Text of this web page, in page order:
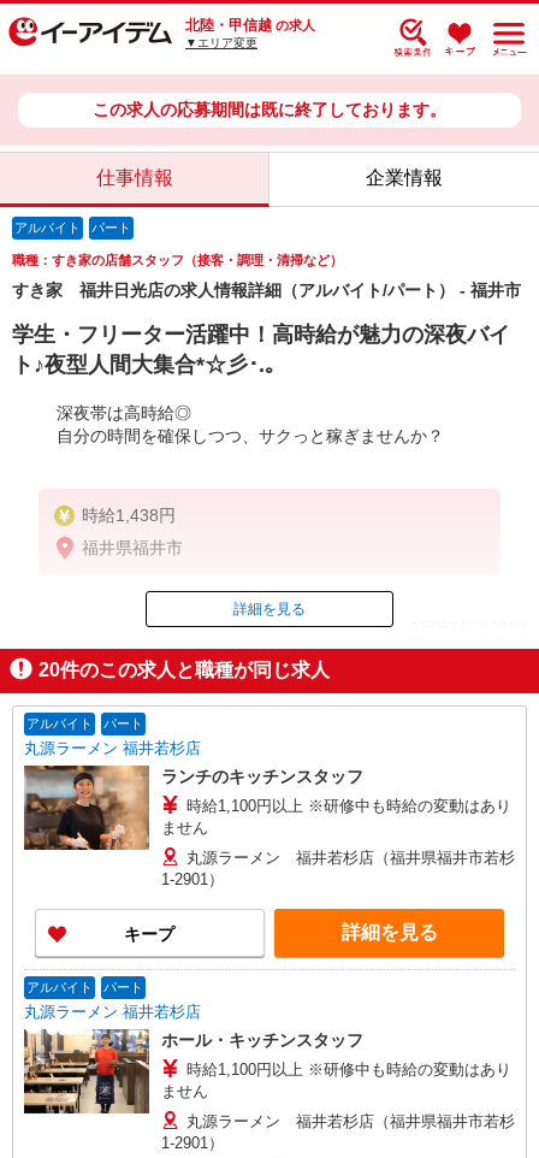
北陸・甲信越 の求人
▼エリア変更
この求人の応募期間は既に終了しております。
仕事情報 企業情報
アルバイト パート
職種：すき家の店舗スタッフ（接客・調理・清掃など）
すき家 福井日光店の求人情報詳細（アルバイト/パート） - 福井市
学生・フリーター活躍中！高時給が魅力の深夜バイ
ト♪夜型人間大集合*☆彡･.｡
深夜帯は高時給◎
自分の時間を確保しつつ、サクっと稼ぎませんか？
時給1,438円
福井県福井市
ID：AE0616234883
掲載期間終了
詳細を見る
20件のこの求人と職種が同じ求人
アルバイト パート
丸源ラーメン 福井若杉店
ランチのキッチンスタッフ
時給1,100円以上 ※研修中も時給の変動はあり
ません
丸源ラーメン 福井若杉店（福井県福井市若杉
1-2901）
キープ 詳細を見る
アルバイト パート
丸源ラーメン 福井若杉店
ホール・キッチンスタッフ
時給1,100円以上 ※研修中も時給の変動はあり
ません
丸源ラーメン 福井若杉店（福井県福井市若杉
1-2901）